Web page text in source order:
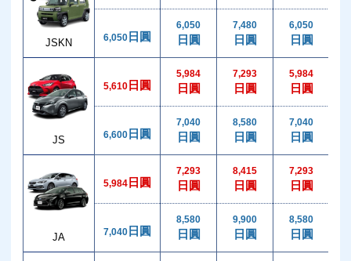
JSKN 6,050 日圓
6,050
日圓
7,480
日圓
6,050
日圓
JS
5,610 日圓
5,984
日圓
7,293
日圓
5,984
日圓
6,600 日圓
7,040
日圓
8,580
日圓
7,040
日圓
JA
5,984 日圓
7,293
日圓
8,415
日圓
7,293
日圓
7,040 日圓
8,580
日圓
9,900
日圓
8,580
日圓